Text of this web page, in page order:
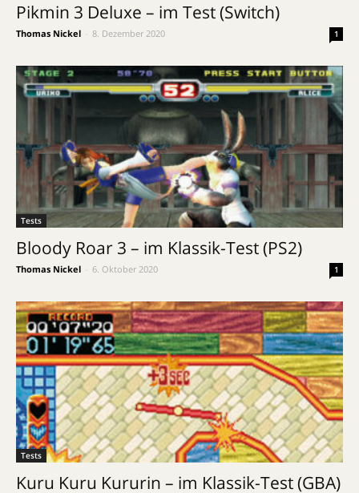
Pikmin 3 Deluxe – im Test (Switch)
Thomas Nickel 8. Dezember 2020 1
Tests
Bloody Roar 3 – im Klassik-Test (PS2)
Thomas Nickel 6. Oktober 2020 1
Tests
Kuru Kuru Kururin – im Klassik-Test (GBA)